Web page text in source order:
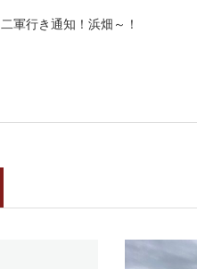
二軍行き通知！浜畑～！